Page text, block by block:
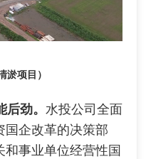
淤项目）
劲。 水投公司全面
国企改革的决策部
事业单位经营性国